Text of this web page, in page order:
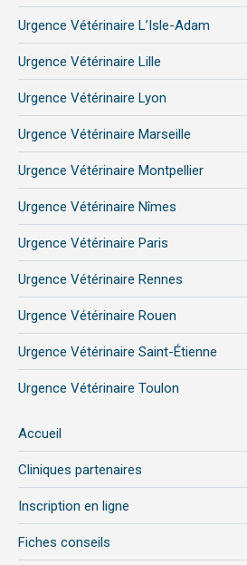
Urgence Vétérinaire L’Isle-Adam
Urgence Vétérinaire Lille
Urgence Vétérinaire Lyon
Urgence Vétérinaire Marseille
Urgence Vétérinaire Montpellier
Urgence Vétérinaire Nîmes
Urgence Vétérinaire Paris
Urgence Vétérinaire Rennes
Urgence Vétérinaire Rouen
Urgence Vétérinaire Saint-Étienne
Urgence Vétérinaire Toulon
Accueil
Cliniques partenaires
Inscription en ligne
Fiches conseils